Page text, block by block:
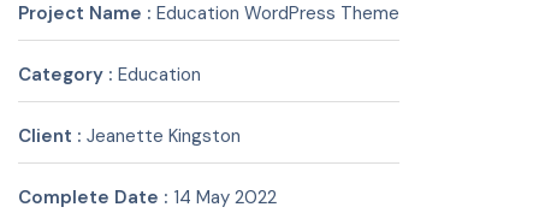
Project Name : Education WordPress Theme
Category : Education
Client : Jeanette Kingston
Complete Date : 14 May 2022